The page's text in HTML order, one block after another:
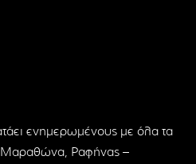
ενημερωμένους με όλα τα
Μαραθώνα, Ραφήνας –